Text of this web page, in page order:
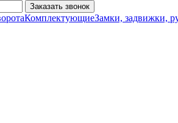
Заказать звонок
КомплектующиеЗамки, задвижки,